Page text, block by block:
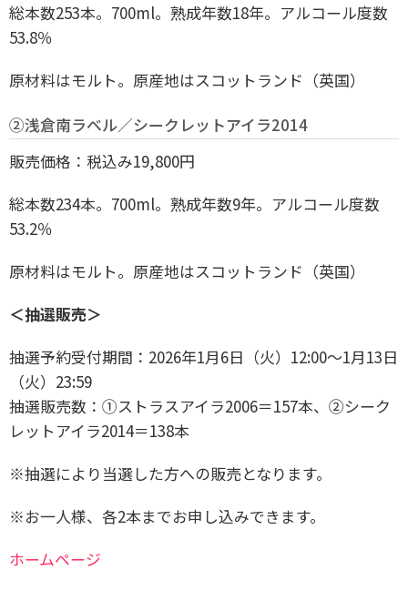
総本数253本。700ml。熟成年数18年。アルコール度数
53.8％
原材料はモルト。原産地はスコットランド（英国）
②浅倉南ラベル／シークレットアイラ2014
販売価格：税込み19,800円
総本数234本。700ml。熟成年数9年。アルコール度数
53.2％
原材料はモルト。原産地はスコットランド（英国）
＜抽選販売＞
抽選予約受付期間： 2026年1月6日（火）12:00～1月13日
（火）23:59
抽選販売数：①ストラスアイラ2006＝157本、②シーク
レットアイラ2014＝138本
※抽選により当選した⽅への販売となります。
※お一人様、各2本までお申し込みできます。
ホームページ